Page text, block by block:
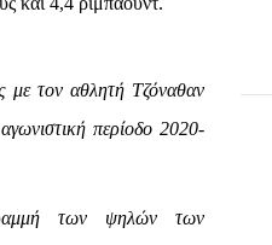
με τον αθλητή Τζόναθαν
περίοδο 2020-
των ψηλών των